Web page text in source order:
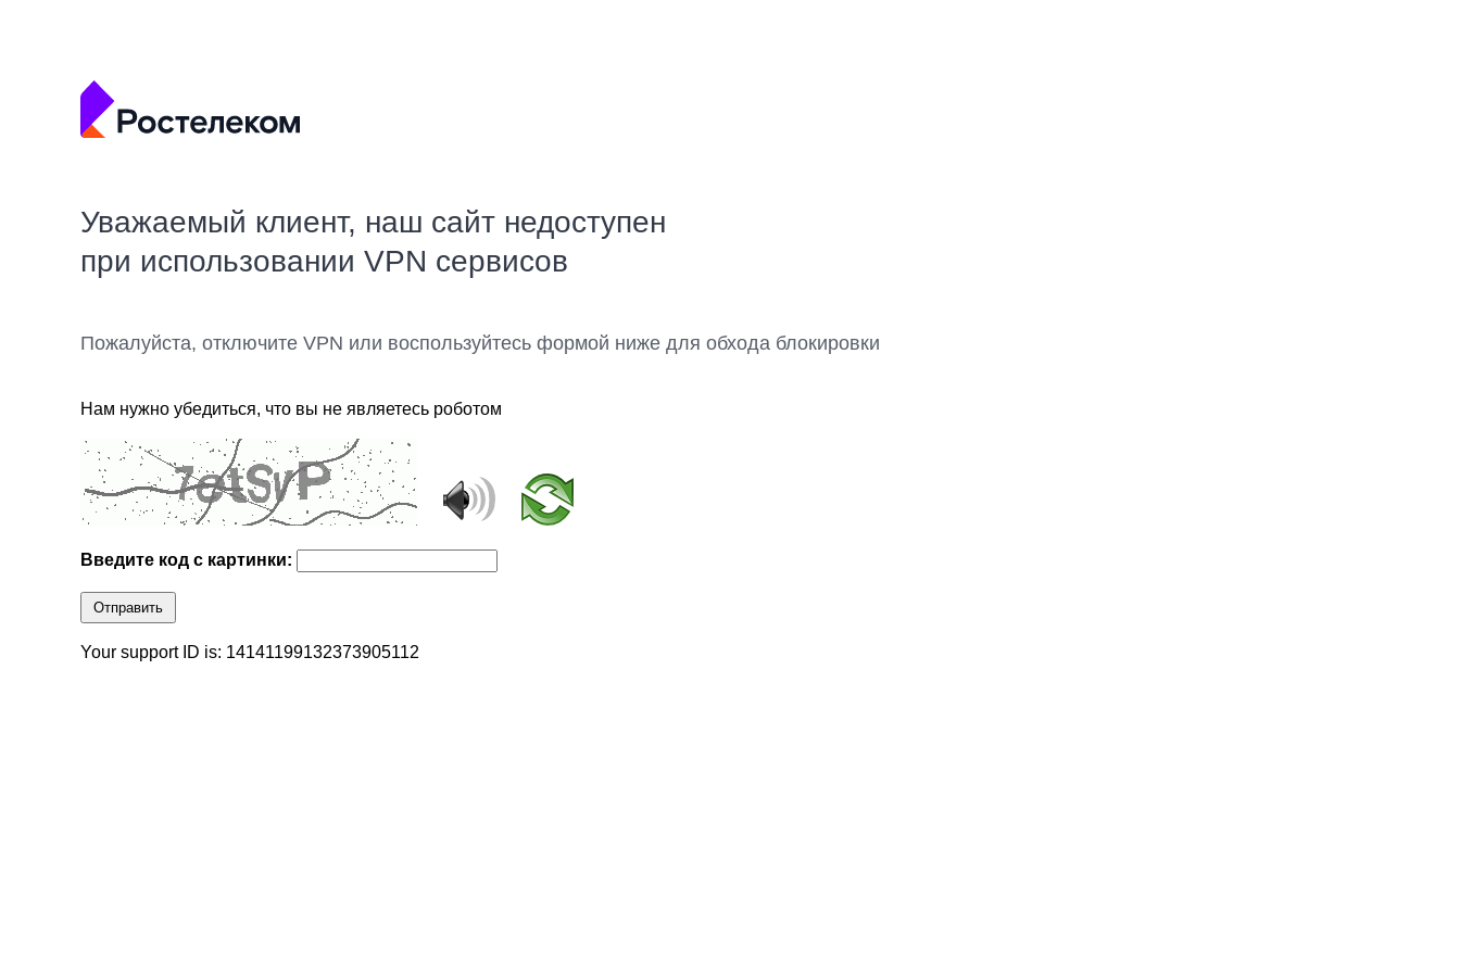
Уважаемый клиент, наш сайт недоступен
при использовании VPN сервисов
Пожалуйста, отключите VPN или воспользуйтесь формой ниже для обхода блокировки
Нам нужно убедиться, что вы не являетесь роботом
Введите код с картинки:
Отправить
Your support ID is: 14141199132373905112